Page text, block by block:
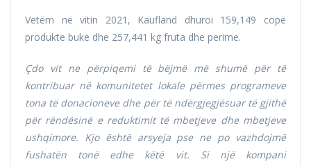
Vetëm në vitin 2021, Kaufland dhuroi 159,149 copë
produkte buke dhe 257,441 kg fruta dhe perime.
Çdo vit ne përpiqemi të bëjmë më shumë për të
kontribuar në komunitetet lokale përmes programeve
tona të donacioneve dhe për të ndërgjegjësuar të gjithë
për rëndësinë e reduktimit të mbetjeve dhe mbetjeve
ushqimore. Kjo është arsyeja pse ne po vazhdojmë
fushatën tonë edhe këtë vit. Si një kompani